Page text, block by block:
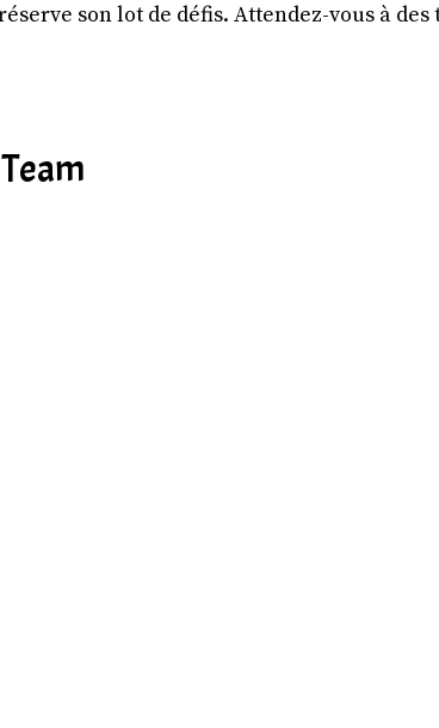
son lot de défis. Attendez-vous à